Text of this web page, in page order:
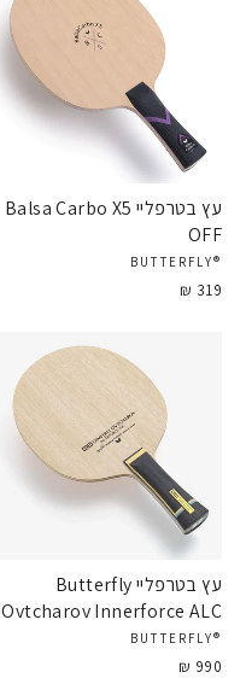
עץ בטרפליי Balsa Carbo X5
OFF
®BUTTERFLY
319 ₪
עץ בטרפליי Butterfly
Ovtcharov Innerforce ALC
®BUTTERFLY
990 ₪